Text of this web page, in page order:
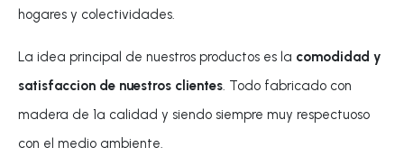
hogares y colectividades.
La idea principal de nuestros productos es la comodidad y
satisfaccion de nuestros clientes. Todo fabricado con
madera de 1ª calidad y siendo siempre muy respectuoso
con el medio ambiente.